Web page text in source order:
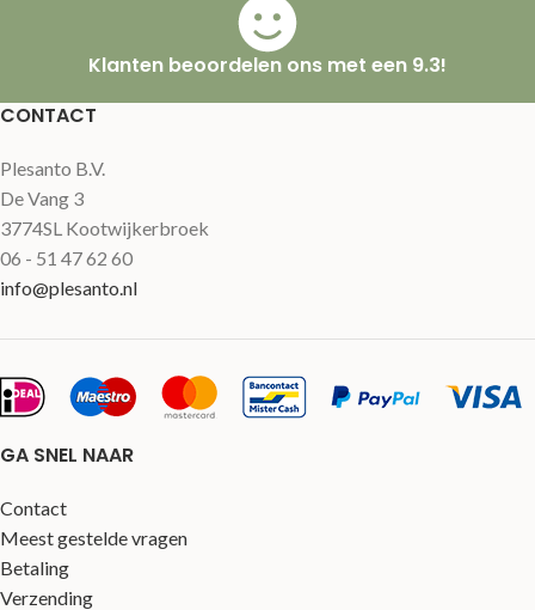
Klanten beoordelen ons met een 9.3!
CONTACT
Plesanto B.V.
De Vang 3
3774SL Kootwijkerbroek
06 - 51 47 62 60
info@plesanto.nl
GA SNEL NAAR
Contact
Meest gestelde vragen
Betaling
Verzending